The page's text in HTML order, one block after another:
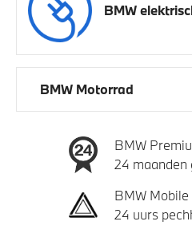
BMW
BMW Motorrad
BMW
24 maanden
BMW Mobile
24 uurs